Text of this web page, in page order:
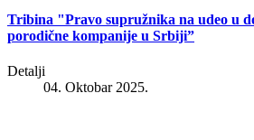
Tribina "Pravo supružnika na udeo u
porodične kompanije u Srbiji”
Detalji
04. Oktobar 2025.